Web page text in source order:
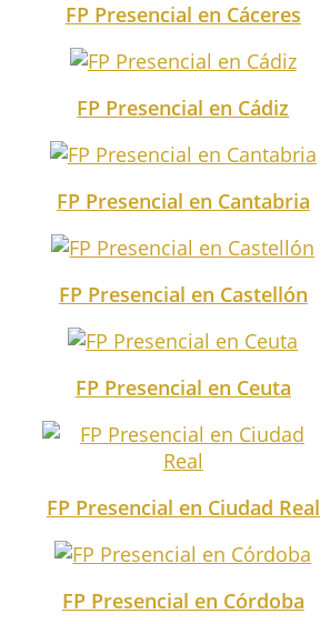
FP Presencial en Cáceres
FP Presencial en Cádiz
FP Presencial en Cantabria
FP Presencial en Castellón
FP Presencial en Ceuta
FP Presencial en Ciudad Real
FP Presencial en Córdoba